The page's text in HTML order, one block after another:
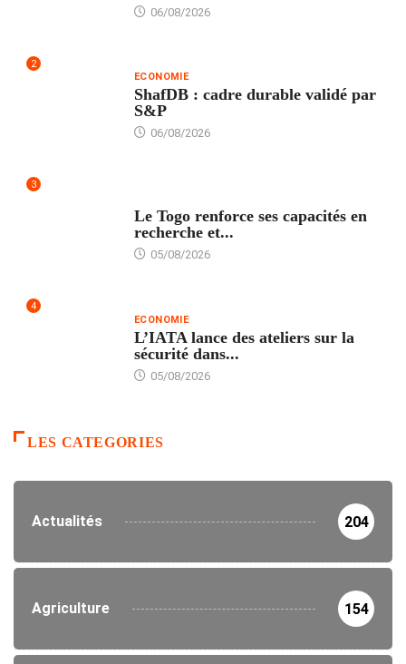
06/08/2026
2
ECONOMIE
ShafDB : cadre durable validé par
S&P
06/08/2026
3
Le Togo renforce ses capacités en
recherche et...
05/08/2026
4
ECONOMIE
L’IATA lance des ateliers sur la
sécurité dans...
05/08/2026
LES CATEGORIES
Actualités 204
Agriculture 154